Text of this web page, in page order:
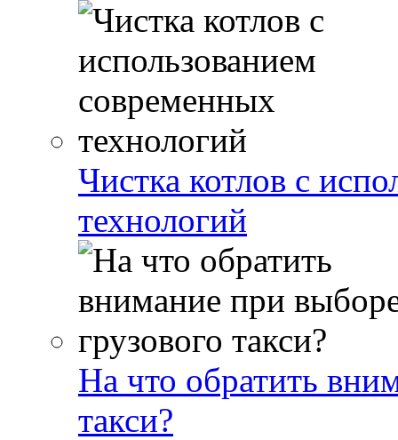
Чистка котлов с
технологий
На что обратить
такси?